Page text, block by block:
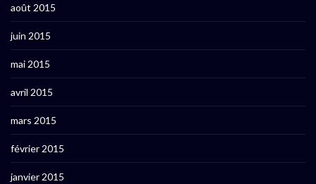
août 2015
juin 2015
mai 2015
avril 2015
mars 2015
février 2015
janvier 2015